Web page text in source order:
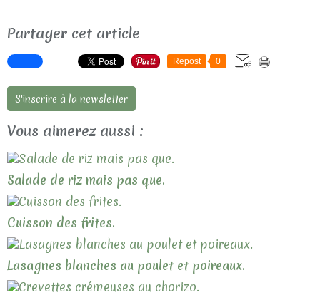
Partager cet article
Repost 0
S'inscrire à la newsletter
Vous aimerez aussi :
Salade de riz mais pas que.
Cuisson des frites.
Lasagnes blanches au poulet et poireaux.